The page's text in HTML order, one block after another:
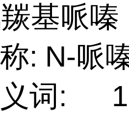
基哌嗪
: N-哌
词: